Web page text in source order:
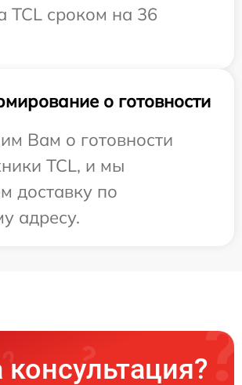
TCL сроком на 36
о готовности
Вам о готовности
TCL, и мы
доставку по
адресу.